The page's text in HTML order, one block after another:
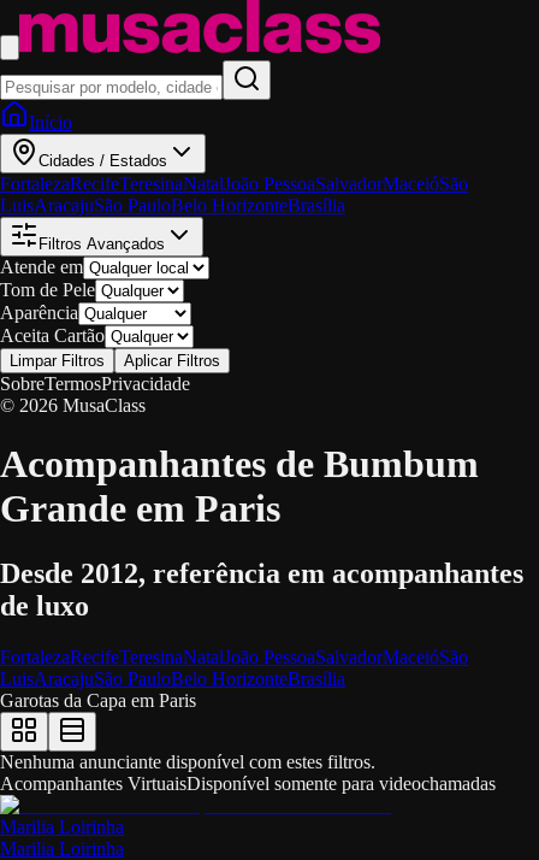
Início
Cidades / Estados
FortalezaRecifeTeresinaNatalJoão PessoaSalvadorMaceióSão
LuisAracajuSão PauloBelo HorizonteBrasília
Filtros Avançados
Atende em
Tom de Pele
Aparência
Aceita Cartão
Limpar Filtros Aplicar Filtros
SobreTermosPrivacidade
© 2026 MusaClass
Acompanhantes de Bumbum
Grande em Paris
Desde 2012, referência em acompanhantes
de luxo
FortalezaRecifeTeresinaNatalJoão PessoaSalvadorMaceióSão
LuisAracajuSão PauloBelo HorizonteBrasília
Garotas da Capa em Paris
Nenhuma anunciante disponível com estes filtros.
Acompanhantes VirtuaisDisponível somente para videochamadas
Marilia Loirinha
Marilia Loirinha